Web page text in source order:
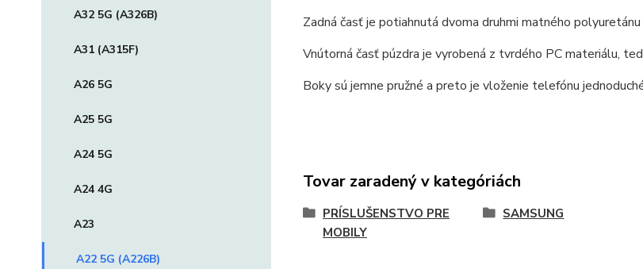
A32 5G (A326B)
A31 (A315F)
A26 5G
A25 5G
A24 5G
A24 4G
A23
A22 5G (A226B)
Zadná časť je potiahnutá dvoma druhmi matného
Vnútorná časť púzdra je vyrobená z tvrdého PC materiálu,
Boky sú jemne pružné a preto je vloženie telefónu
Tovar zaradený v kategóriách
PRÍSLUŠENSTVO PRE
MOBILY
SAMSUNG